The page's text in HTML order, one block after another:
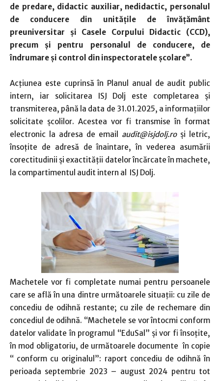
de predare, didactic auxiliar, nedidactic, personalul
de conducere din unitățile de învățământ
preuniversitar și Casele Corpului Didactic (CCD),
precum și pentru personalul de conducere, de
îndrumare și control din inspectoratele școlare”.
Acţiunea este cuprinsă în Planul anual de audit public
intern, iar solicitarea ISJ Dolj este completarea şi
transmiterea, până la data de 31.01.2025, a informațiilor
solicitate școlilor. Acestea vor fi transmise în format
electronic la adresa de email audit@isjdolj.roși letric,
însoțite de adresă de înaintare, în vederea asumării
corectitudinii și exactității datelor încărcate în machete,
la compartimentul audit intern al ISJ Dolj.
Machetele vor fi completate numai pentru persoanele
care se află în una dintre următoarele situații: cu zile de
concediu de odihnă restante; cu zile de rechemare din
concediul de odihnă. “Machetele se vor întocmi conform
datelor validate în programul “EduSal” și vor fi însoțite,
în mod obligatoriu, de următoarele documente în copie
“ conform cu originalul”: raport concediu de odihnă în
perioada septembrie 2023 – august 2024 pentru tot